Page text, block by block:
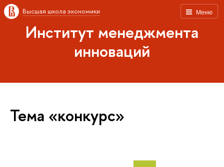
Меню
Высшая школа экономики
Институт менеджмента
инноваций
Тема «конкурс»